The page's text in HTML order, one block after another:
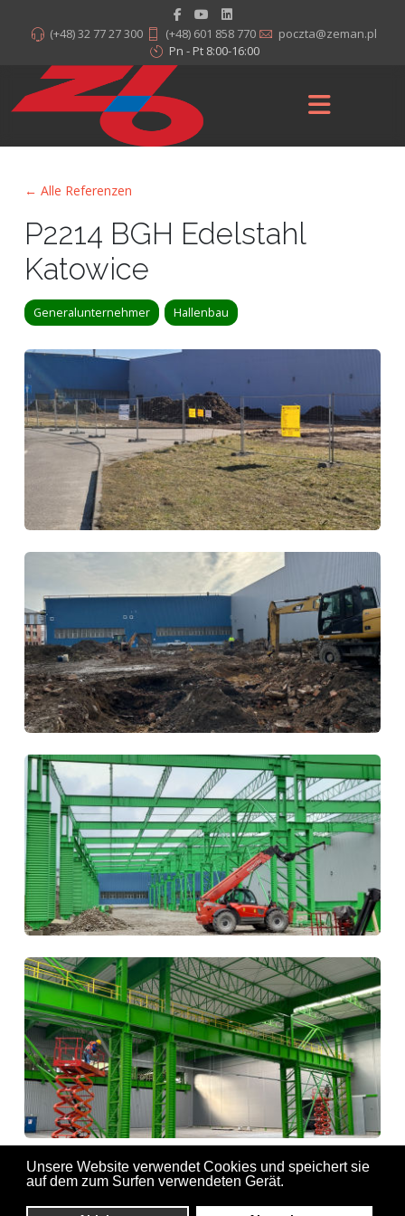
Unsere Website verwendet Cookies und speichert sie
auf dem zum Surfen verwendeten Gerät.
(+48) 32 77 27 300 (+48) 601 858 770
poczta@zeman.pl
Pn - Pt 8:00-16:00
← Alle Referenzen
P2214 BGH Edelstahl
Katowice
Generalunternehmer Hallenbau
1992 © 2026 Zeman HDF Sp. z o.o.